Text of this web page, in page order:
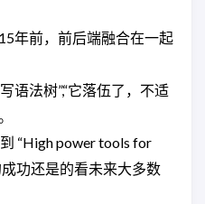
年前，前后端融合在一起
语法树”,“它落伍了，不适
“High power tools for
功还是的看未来大多数